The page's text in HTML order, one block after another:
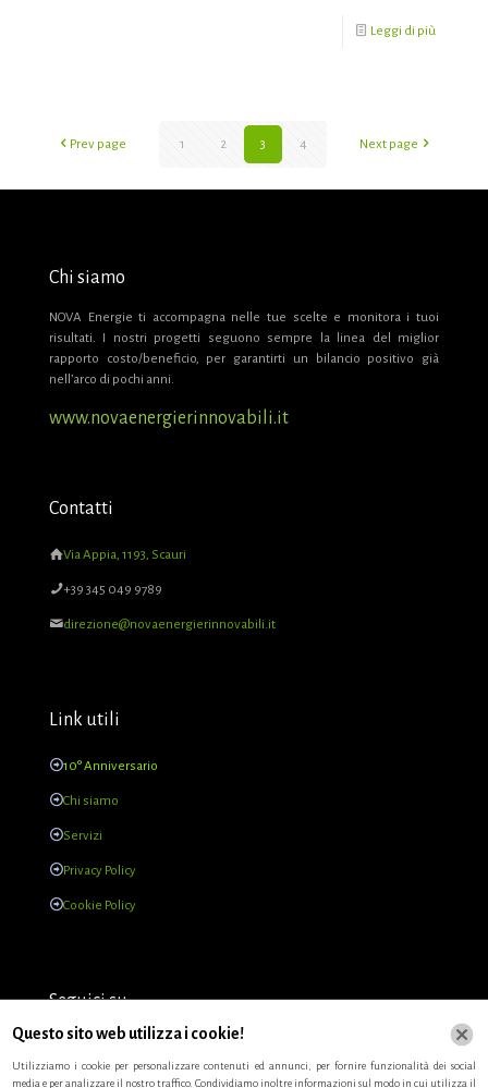
Leggi di più
Prev page 1 2 3 4 Next page
Chi siamo
NOVA Energie ti accompagna nelle tue scelte e monitora i tuoi
risultati. I nostri progetti seguono sempre la linea del miglior
rapporto costo/beneficio, per garantirti un bilancio positivo già
nell’arco di pochi anni.
www.novaenergierinnovabili.it
Contatti
Via Appia, 1193, Scauri
+39 345 049 9789
direzione@novaenergierinnovabili.it
Link utili
10° Anniversario
Chi siamo
Servizi
Privacy Policy
Cookie Policy
Seguici su
Questo sito web utilizza i cookie!
Utilizziamo i cookie per personalizzare contenuti ed annunci, per fornire funzionalità dei social
media e per analizzare il nostro traffico. Condividiamo inoltre informazioni sul modo in cui utilizza il